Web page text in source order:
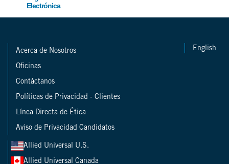
Electrónica
English
Acerca de Nosotros
Oficinas
Contáctanos
Políticas de Privacidad - Clientes
Línea Directa de Ética
Aviso de Privacidad Candidatos
Allied Universal U.S.
Allied Universal Canada